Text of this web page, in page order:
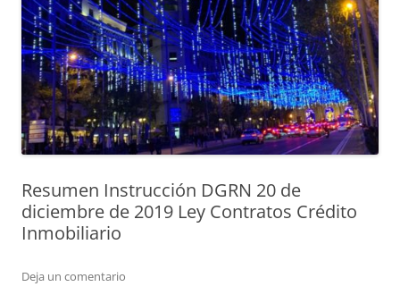
Resumen Instrucción DGRN 20 de
diciembre de 2019 Ley Contratos Crédito
Inmobiliario
Deja un comentario